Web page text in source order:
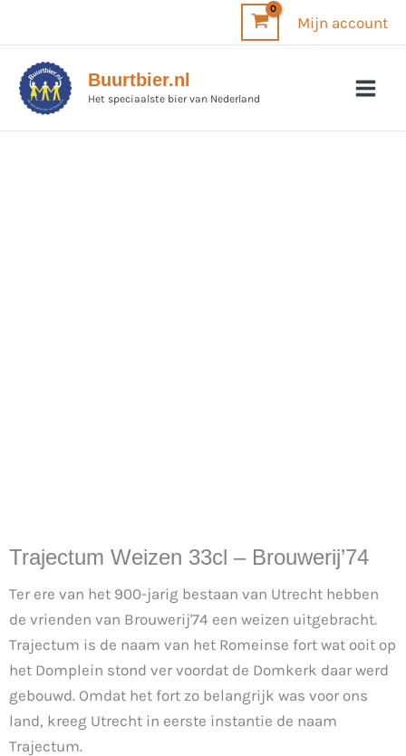
inhoud
Mijn account
Buurtbier.nl
Het speciaalste bier van Nederland
Trajectum Weizen 33cl – Brouwerij’74
Ter ere van het 900-jarig bestaan van Utrecht hebben
de vrienden van Brouwerij'74 een weizen uitgebracht.
Trajectum is de naam van het Romeinse fort wat ooit op
het Domplein stond ver voordat de Domkerk daar werd
gebouwd. Omdat het fort zo belangrijk was voor ons
land, kreeg Utrecht in eerste instantie de naam
Trajectum.